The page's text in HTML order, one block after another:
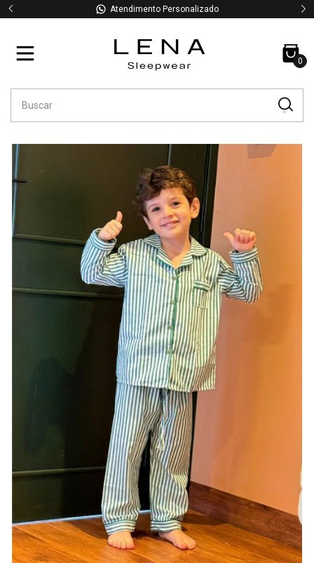
Atendimento Personalizado
0